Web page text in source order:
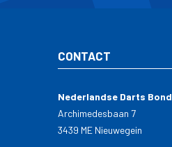
CONTACT
Nederlandse Darts Bond
Archimedesbaan 7
3439 ME Nieuwegein